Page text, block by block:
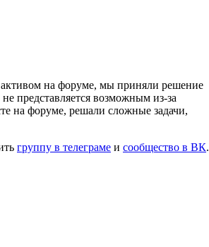
на форуме, мы приняли решение
представляется возможным из-за
на форуме, решали сложные задачи,
группу в телеграме и сообщество в ВК.